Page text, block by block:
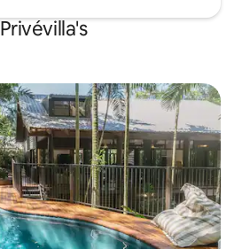
Privévilla's